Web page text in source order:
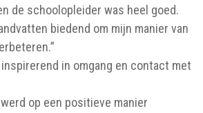
de schoolopleider was heel goed.
biedend om mijn manier van
inspirerend in omgang en contact met
op een positieve manier